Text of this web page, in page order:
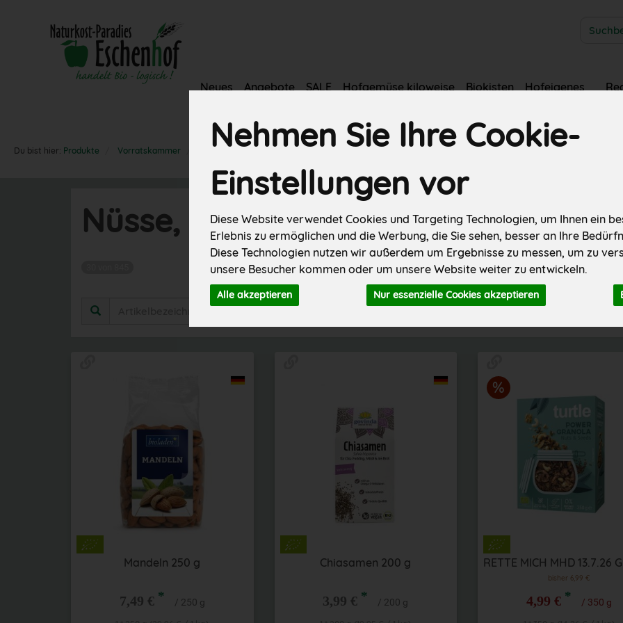
Nehmen Sie Ihre Cookie-
Einstellungen vor
Diese Website verwendet Cookies und Targeting Technologien, um Ihnen ein
Erlebnis zu ermöglichen und die Werbung, die Sie sehen, besser an Ihre
Diese Technologien nutzen wir außerdem um Ergebnisse zu messen, um zu
unsere Besucher kommen oder um unsere Website weiter zu entwickeln.
Alle akzeptieren Nur essenzielle Cookies akzeptieren
Neues Angebote SALE Hofgemüse kiloweise Biokisten Hofeigenes
Vorratskammer Fleisch & Wurst Käse Backwaren
Du bist hier: Produkte Vorratskammer
Nüsse, Saaten & Trockenfrüchte
Mandeln 250 g
7,49 € * / 250 g
Chiasamen 200 g
3,99 € * / 200 g
bisher 6,99 €
4,99 €* / 350 g